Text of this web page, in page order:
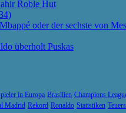
Roble Hut
oder der sechste von
überholt Puskas
in Europa Brasilien Champions
Madrid Rekord Ronaldo Statistiken